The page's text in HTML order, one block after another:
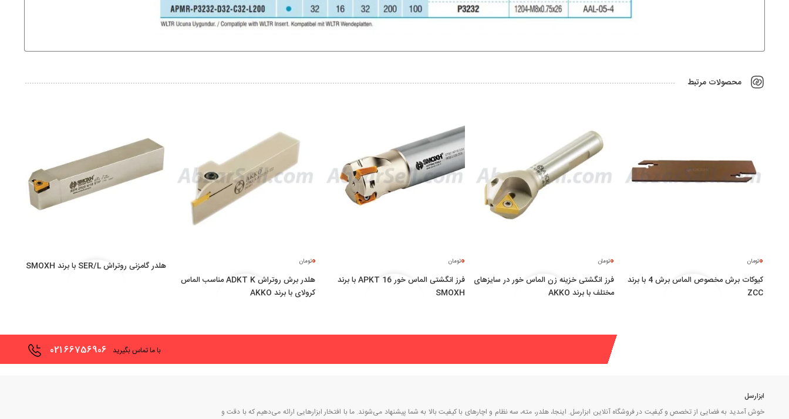
محصولات مرتبط
0تومان
کیوکات برش مخصوص الماس برش 4 با برند
ZCC
0تومان
فرز انگشتی خزینه زن الماس خور در سایزهای
مختلف با برند AKKO
0تومان
فرز انگشتی الماس خور APKT 16 با برند
SMOXH
0تومان
هلدر برش روتراش ADKT K مناسب الماس
کرولای با برند AKKO
هلدر گامزنی روتراش SER/L با برند SMOXH
66756906
021 با ما تماس بگیرید
ابزارسل
خوش آمدید به فضایی از تخصص و کیفیت در فروشگاه آنلاین ابزارسل. اینجا، هلدر، مته، سه نظام و اچارهای با کیفیت بالا به شما پیشنهاد می‌شوند. ما با افتخار ابزارهایی ارائه می‌دهیم که با دقت و